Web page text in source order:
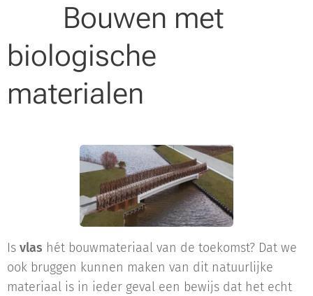
Bouwen met
biologische
materialen
Is vlas hét bouwmateriaal van de toekomst? Dat we
ook bruggen kunnen maken van dit natuurlĳke
materiaal is in ieder geval een bewĳs dat het echt